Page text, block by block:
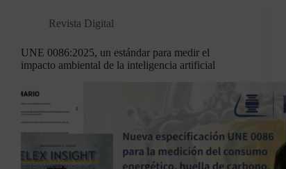
Revista Digital
UNE 0086:2025, un estándar para medir el
impacto ambiental de la inteligencia artificial